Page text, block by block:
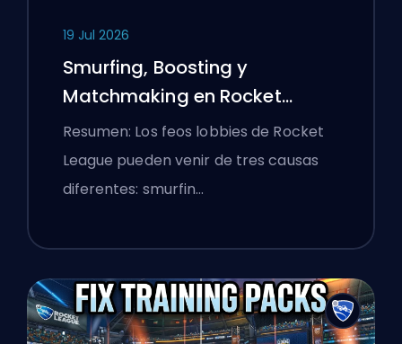
19 Jul 2026
Smurfing, Boosting y
Matchmaking en Rocket
League Explicados
Resumen: Los feos lobbies de Rocket
League pueden venir de tres causas
diferentes: smurfin…